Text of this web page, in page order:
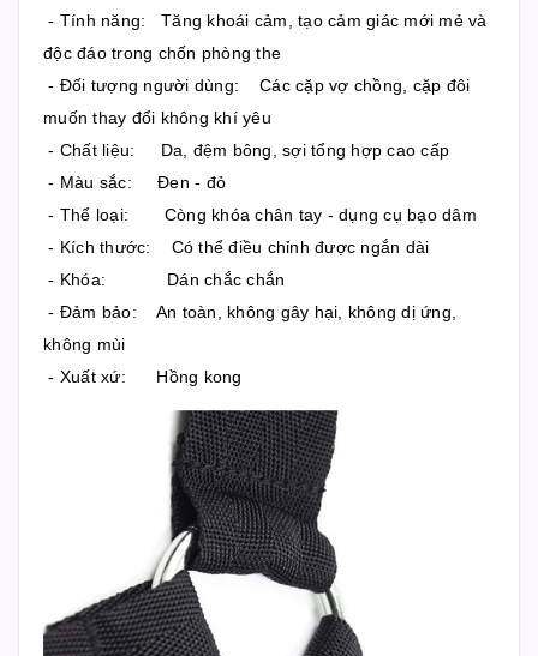
- Tính năng: Tăng khoái cảm, tạo cảm giác mới mẻ và
độc đáo trong chốn phòng the
- Đối tượng người dùng: Các cặp vợ chồng, cặp đôi
muốn thay đổi không khí yêu
- Chất liệu: Da, đệm bông, sợi tổng hợp cao cấp
- Màu sắc: Đen - đỏ
- Thể loại: Còng khóa chân tay - dụng cụ bạo dâm
- Kích thước: Có thể điều chỉnh được ngắn dài
- Khóa: Dán chắc chắn
- Đảm bảo: An toàn, không gây hại, không dị ứng,
không mùi
- Xuất xứ: Hồng kong